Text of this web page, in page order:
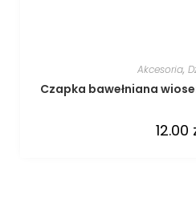
Akcesoria,
Czapka bawełniana
12.00